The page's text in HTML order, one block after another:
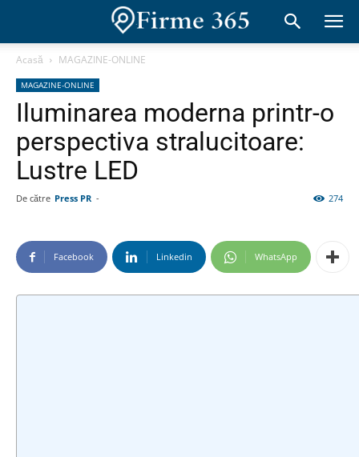
Acasă MAGAZINE-ONLINE
MAGAZINE-ONLINE
Iluminarea moderna printr-o
perspectiva stralucitoare:
Lustre LED
De către Press PR - 274
Facebook Linkedin WhatsApp